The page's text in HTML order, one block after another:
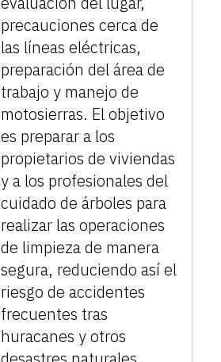
precauciones cerca de
las líneas eléctricas,
preparación del área de
trabajo y manejo de
motosierras. El objetivo
es preparar a los
propietarios de viviendas
y a los profesionales del
cuidado de árboles para
realizar las operaciones
de limpieza de manera
segura, reduciendo así el
riesgo de accidentes
frecuentes tras
huracanes y otros